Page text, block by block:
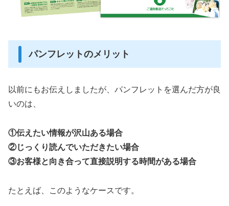
パンフレットのメリット
以前にもお伝えしましたが、パンフレットを選んだ方が良
いのは、
①伝えたい情報が沢山ある場合
②じっくり読んでいただきたい場合
③お客様と向き合って直接説明する時間がある場合
たとえば、このようなケースです。